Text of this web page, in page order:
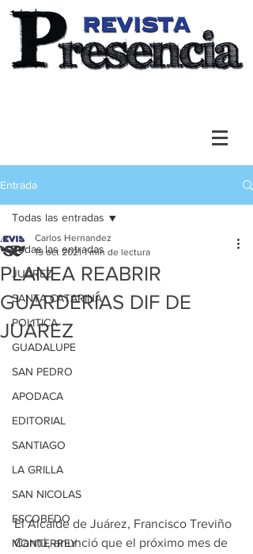
Entrada
Todas las entradas
JUAREZ
SANTA CATARINA
POLITICA
GUADALUPE
SAN PEDRO
APODACA
EDITORIAL
SANTIAGO
LA GRILLA
SAN NICOLAS
ESCOBEDO
MONTERREY
Todas las entradas
PLANEA REABRIR
GUARDERÍAS DIF DE
JUÁREZ
Carlos Hernandez
19 oct 2021 1 min de lectura
El Alcalde de Juárez, Francisco Treviño
Cantú, anunció que el próximo mes de